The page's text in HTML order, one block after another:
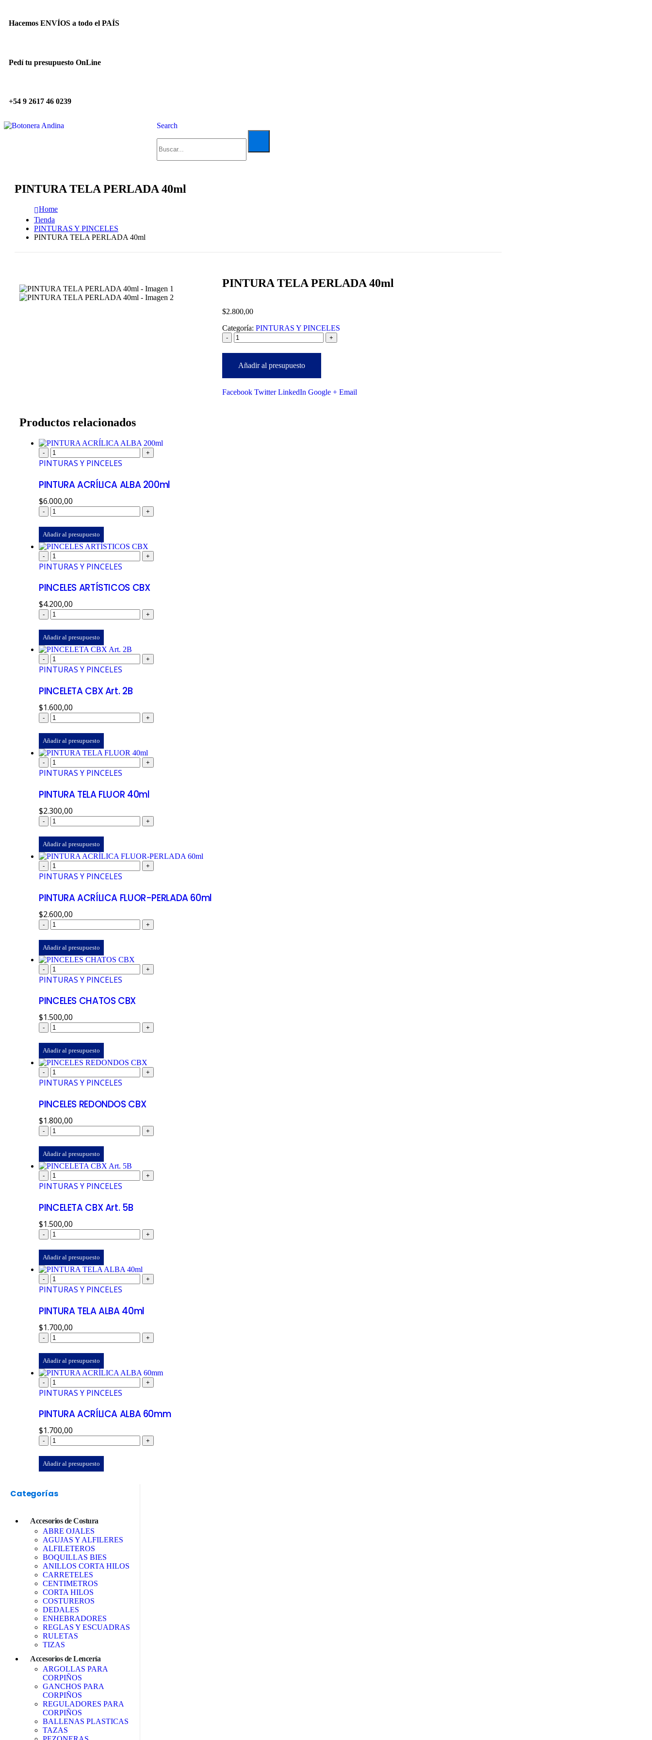
Hacemos ENVÍOS a todo el PAÍS
Pedí tu presupuesto OnLine
+54 9 2617 46 0239
Search
PINTURA TELA PERLADA 40ml
Home
Tienda
PINTURAS Y PINCELES
PINTURA TELA PERLADA 40ml
PINTURA TELA PERLADA 40ml
$2.800,00
Categoría:PINTURAS Y PINCELES
- +
Añadir al presupuesto
Facebook Twitter LinkedIn Google + Email
Productos relacionados
- +
PINTURAS Y PINCELES
PINTURA ACRÍLICA ALBA 200ml
$6.000,00
- +
Añadir al presupuesto
- +
PINTURAS Y PINCELES
PINCELES ARTÍSTICOS CBX
$4.200,00
- +
Añadir al presupuesto
- +
PINTURAS Y PINCELES
PINCELETA CBX Art. 2B
$1.600,00
- +
Añadir al presupuesto
- +
PINTURAS Y PINCELES
PINTURA TELA FLUOR 40ml
$2.300,00
- +
Añadir al presupuesto
- +
PINTURAS Y PINCELES
PINTURA ACRÍLICA FLUOR-PERLADA 60ml
$2.600,00
- +
Añadir al presupuesto
- +
PINTURAS Y PINCELES
PINCELES CHATOS CBX
$1.500,00
- +
Añadir al presupuesto
- +
PINTURAS Y PINCELES
PINCELES REDONDOS CBX
$1.800,00
- +
Añadir al presupuesto
- +
PINTURAS Y PINCELES
PINCELETA CBX Art. 5B
$1.500,00
- +
Añadir al presupuesto
- +
PINTURAS Y PINCELES
PINTURA TELA ALBA 40ml
$1.700,00
- +
Añadir al presupuesto
- +
PINTURAS Y PINCELES
PINTURA ACRÍLICA ALBA 60mm
$1.700,00
- +
Añadir al presupuesto
Categorías
Accesorios de Costura
ABRE OJALES
AGUJAS Y ALFILERES
ALFILETEROS
BOQUILLAS BIES
ANILLOS CORTA HILOS
CARRETELES
CENTIMETROS
CORTA HILOS
COSTUREROS
DEDALES
ENHEBRADORES
REGLAS Y ESCUADRAS
RULETAS
TIZAS
Accesorios de Lencería
ARGOLLAS PARA
CORPIÑOS
GANCHOS PARA
CORPIÑOS
REGULADORES PARA
CORPIÑOS
BALLENAS PLASTICAS
TAZAS